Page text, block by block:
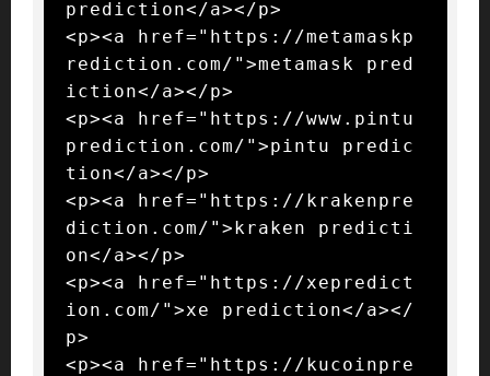
prediction</a></p>
<p><a href="https://metamaskp
rediction.com/">metamask pred
iction</a></p>
<p><a href="https://www.pintu
prediction.com/">pintu predic
tion</a></p>
<p><a href="https://krakenpre
diction.com/">kraken predicti
on</a></p>
<p><a href="https://xepredict
ion.com/">xe prediction</a></
p>
<p><a href="https://kucoinpre